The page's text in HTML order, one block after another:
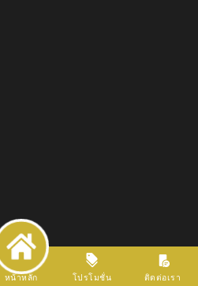
หน้าหลัก โปรโมชั่น ติดต่อเรา